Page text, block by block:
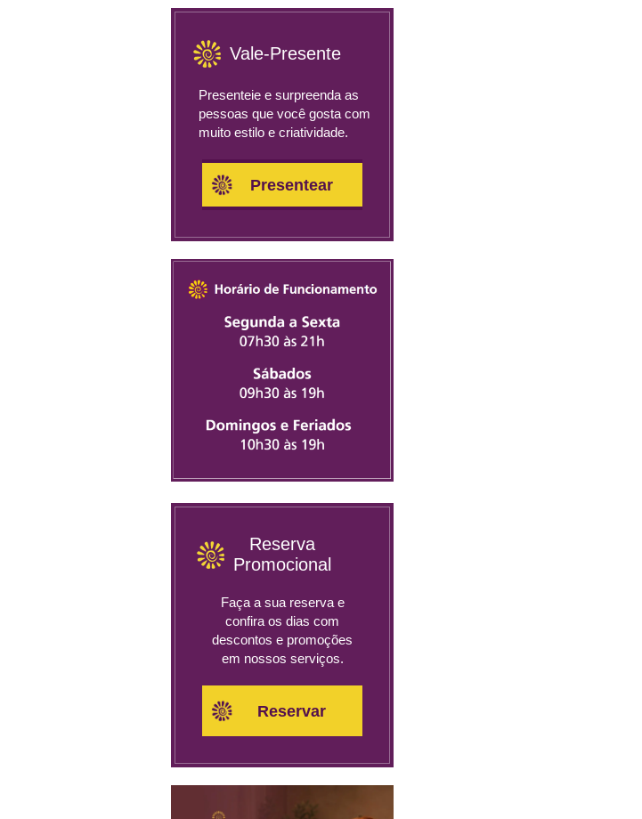
Vale-Presente
Presenteie e surpreenda as
pessoas que você gosta com
muito estilo e criatividade.
Presentear
Reserva
Promocional
Faça a sua reserva e
confira os dias com
descontos e promoções
em nossos serviços.
Reservar